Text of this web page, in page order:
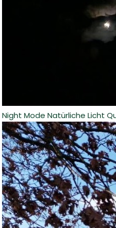
Night Mode Natürliche Licht